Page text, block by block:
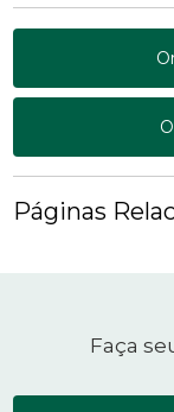
Páginas
Faça